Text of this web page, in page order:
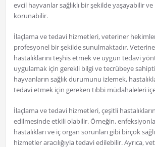
evcil hayvanlar sağlıklı bir şekilde yaşayabilir
korunabilir.
İlaçlama ve tedavi hizmetleri, veteriner
profesyonel bir şekilde sunulmaktadır.
hastalıklarını teşhis etmek ve uygun tedavi
uygulamak için gerekli bilgi ve tecrübeye
hayvanların sağlık durumunu izlemek,
tedavi etmek için gereken tıbbi müdahaleleri
İlaçlama ve tedavi hizmetleri, çeşitli
edilmesinde etkili olabilir. Örneğin,
hastalıkları ve iç organ sorunları gibi birçok
hizmetler aracılığıyla tedavi edilebilir. Ayrıca,